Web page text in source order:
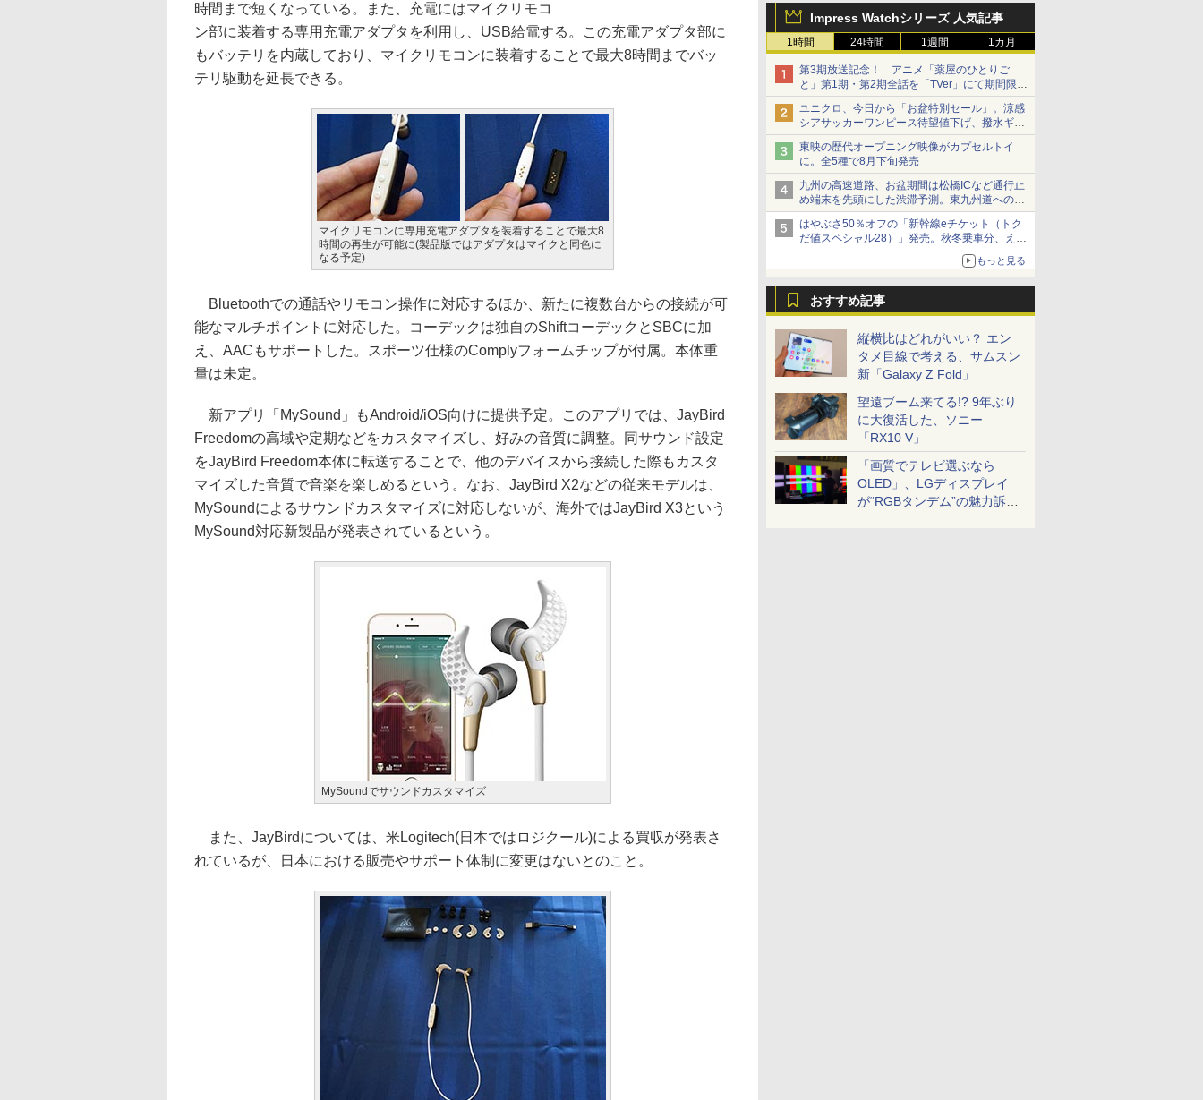
Impress Watchシリーズ 人気記事
1時間 24時間 1週間 1カ月
第3期放送記念！ アニメ「薬屋のひとりご
と」第1期・第2期全話を「TVer」にて期間限定
で順次無料配信開始
ユニクロ、今日から「お盆特別セール」。涼感
シアサッカーワンピース待望値下げ、撥水ギア
ショーツは1990円に
東映の歴代オープニング映像がカプセルトイ
に。全5種で8月下旬発売
九州の高速道路、お盆期間は松橋ICなど通行止
め端末を先頭にした渋滞予測。東九州道への迂
回は料金調整を実施
はやぶさ50％オフの「新幹線eチケット（トク
だ値スペシャル28）」発売。秋冬乗車分、えき
もっと見る
おすすめ記事
縦横比はどれがいい？ エン
タメ目線で考える、サムスン
新「Galaxy Z Fold」
望遠ブーム来てる!? 9年ぶり
に大復活した、ソニー
「RX10 V」
「画質でテレビ選ぶなら
OLED」、LGディスプレイ
が“RGBタンデム”の魅力訴
時間まで短くなっている。また、充電にはマイクリモコ
ン部に装着する専用充電アダプタを利用し、USB給電する。この充電アダプタ部に
もバッテリを内蔵しており、マイクリモコンに装着することで最大8時間までバッ
テリ駆動を延長できる。
マイクリモコンに専用充電アダプタを装着することで最大8
時間の再生が可能に(製品版ではアダプタはマイクと同色に
なる予定)
Bluetoothでの通話やリモコン操作に対応するほか、新たに複数台からの接続が可
能なマルチポイントに対応した。コーデックは独自のShiftコーデックとSBCに加
え、AACもサポートした。スポーツ仕様のComplyフォームチップが付属。本体重
量は未定。
新アプリ「MySound」もAndroid/iOS向けに提供予定。このアプリでは、JayBird
Freedomの高域や定期などをカスタマイズし、好みの音質に調整。同サウンド設定
をJayBird Freedom本体に転送することで、他のデバイスから接続した際もカスタ
マイズした音質で音楽を楽しめるという。なお、JayBird X2などの従来モデルは、
MySoundによるサウンドカスタマイズに対応しないが、海外ではJayBird X3という
MySound対応新製品が発表されているという。
MySoundでサウンドカスタマイズ
また、JayBirdについては、米Logitech(日本ではロジクール)による買収が発表さ
れているが、日本における販売やサポート体制に変更はないとのこと。